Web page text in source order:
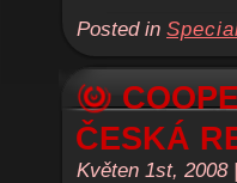
Posted in
ČESKÁ
Květen 1st, 2008